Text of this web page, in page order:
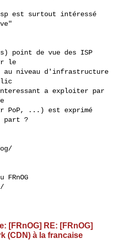
est surtout intéressé
point de vue des ISP
le
au niveau d'infrastructure
a exploiter par
PoP, ...) est exprimé
part ?
[FRnOG] RE: [FRnOG]
(CDN) à la francaise